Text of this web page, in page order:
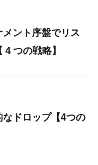
ント序盤でリス
つの戦略】
ドロップ【4つの